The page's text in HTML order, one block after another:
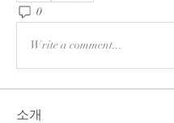
0
Write a comment...
소개